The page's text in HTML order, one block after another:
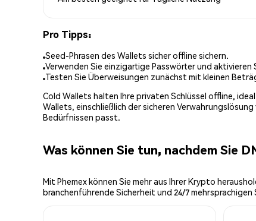
Pro Tipps:
Seed-Phrasen des Wallets sicher offline sichern.
Verwenden Sie einzigartige Passwörter und
Testen Sie Überweisungen zunächst mit kleinen
Cold Wallets halten Ihre privaten Schlüssel offline,
Wallets, einschließlich der sicheren
Bedürfnissen passt.
Was können Sie tun, nachdem Sie
Mit Phemex können Sie mehr aus Ihrer Krypto
branchenführende Sicherheit und 24/7